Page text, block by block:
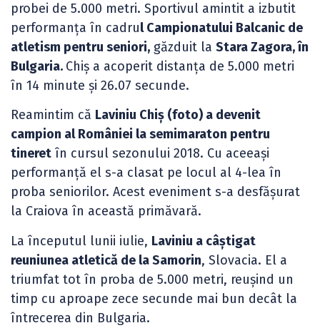
probei de 5.000 metri. Sportivul amintit a izbutit
performanța în cadrul Campionatului Balcanic de
atletism pentru seniori, găzduit la Stara Zagora, în
Bulgaria. Chiș a acoperit distanța de 5.000 metri
în 14 minute și 26.07 secunde.
Reamintim că Laviniu Chiș (foto) a devenit
campion al României la semimaraton pentru
tineret în cursul sezonului 2018. Cu aceeași
performanță el s-a clasat pe locul al 4-lea în
proba seniorilor. Acest eveniment s-a desfășurat
la Craiova în această primăvară.
La începutul lunii iulie, Laviniu a câștigat
reuniunea atletică de la Samorin, Slovacia. El a
triumfat tot în proba de 5.000 metri, reușind un
timp cu aproape zece secunde mai bun decât la
întrecerea din Bulgaria.